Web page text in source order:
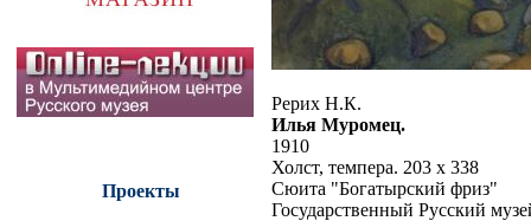
Проекты
Рерих Н.К.
Илья Муромец.
1910
Холст, темпера. 203 x 338
Сюита "Богатырский фриз"
Государственный Русский